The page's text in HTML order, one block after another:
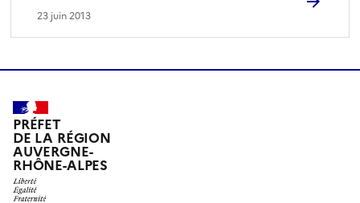
23 juin 2013
PRÉFET
DE LA RÉGION
AUVERGNE-
RHÔNE-ALPES